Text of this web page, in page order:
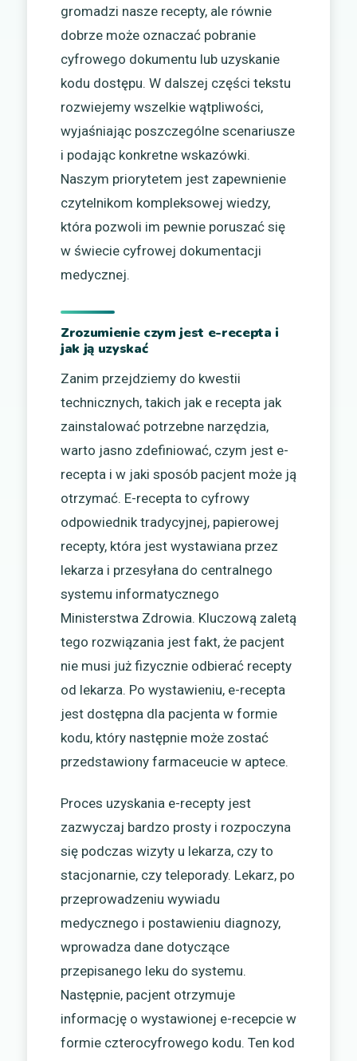
gromadzi nasze recepty, ale równie
dobrze może oznaczać pobranie
cyfrowego dokumentu lub uzyskanie
kodu dostępu. W dalszej części tekstu
rozwiejemy wszelkie wątpliwości,
wyjaśniając poszczególne scenariusze
i podając konkretne wskazówki.
Naszym priorytetem jest zapewnienie
czytelnikom kompleksowej wiedzy,
która pozwoli im pewnie poruszać się
w świecie cyfrowej dokumentacji
medycznej.
Zrozumienie czym jest e-recepta i
jak ją uzyskać
Zanim przejdziemy do kwestii
technicznych, takich jak e recepta jak
zainstalować potrzebne narzędzia,
warto jasno zdefiniować, czym jest e-
recepta i w jaki sposób pacjent może ją
otrzymać. E-recepta to cyfrowy
odpowiednik tradycyjnej, papierowej
recepty, która jest wystawiana przez
lekarza i przesyłana do centralnego
systemu informatycznego
Ministerstwa Zdrowia. Kluczową zaletą
tego rozwiązania jest fakt, że pacjent
nie musi już fizycznie odbierać recepty
od lekarza. Po wystawieniu, e-recepta
jest dostępna dla pacjenta w formie
kodu, który następnie może zostać
przedstawiony farmaceucie w aptece.
Proces uzyskania e-recepty jest
zazwyczaj bardzo prosty i rozpoczyna
się podczas wizyty u lekarza, czy to
stacjonarnie, czy teleporady. Lekarz, po
przeprowadzeniu wywiadu
medycznego i postawieniu diagnozy,
wprowadza dane dotyczące
przepisanego leku do systemu.
Następnie, pacjent otrzymuje
informację o wystawionej e-recepcie w
formie czterocyfrowego kodu. Ten kod